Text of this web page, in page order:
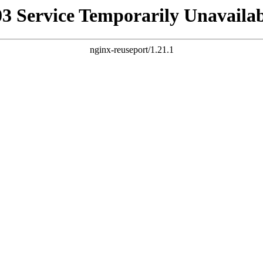
Service Temporarily
nginx-reuseport/1.21.1